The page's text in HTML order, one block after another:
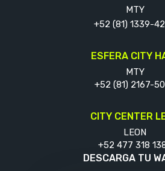
MTY
+52 (81) 1339-
ESFERA CITY
MTY
+52 (81) 2167-
CITY CENTER
LEON
+52 477 318
DESCARGA TU